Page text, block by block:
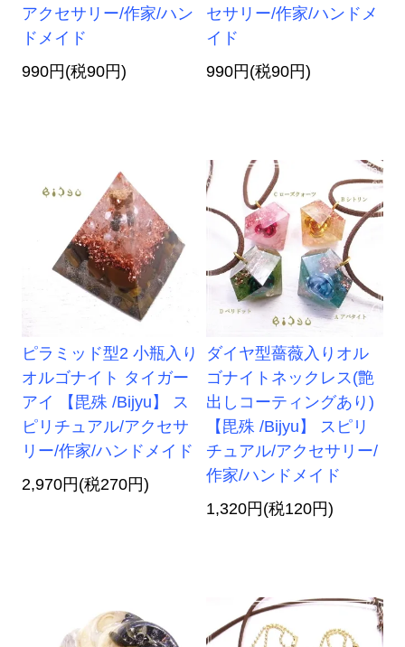
アクセサリー/作家/ハン
ドメイド
990円(税90円)
セサリー/作家/ハンドメ
イド
990円(税90円)
ピラミッド型2 小瓶入り
オルゴナイト タイガー
アイ 【毘殊 /Bijyu】 ス
ピリチュアル/アクセサ
リー/作家/ハンドメイド
2,970円(税270円)
ダイヤ型薔薇入りオル
ゴナイトネックレス(艶
出しコーティングあり)
【毘殊 /Bijyu】 スピリ
チュアル/アクセサリー/
作家/ハンドメイド
1,320円(税120円)